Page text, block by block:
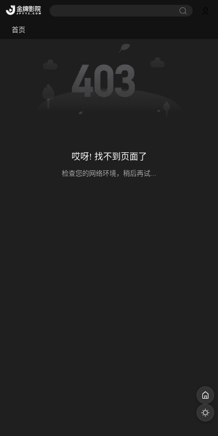
首页
哎呀! 找不到页面了
检查您的网络环境，稍后再试...